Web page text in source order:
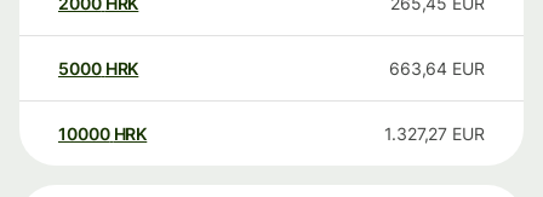
5000 HRK 663,64 EUR
10000 HRK 1.327,27 EUR